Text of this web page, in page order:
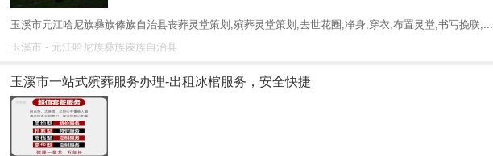
玉溪市元江哈尼族彝族傣族自治县丧葬灵堂策划,殡葬灵堂策划,去世花圈,净身,穿衣,布置灵堂,书写挽联,...
玉溪市 - 元江哈尼族彝族傣族自治县
玉溪市一站式殡葬服务办理-出租冰棺服务，安全快捷